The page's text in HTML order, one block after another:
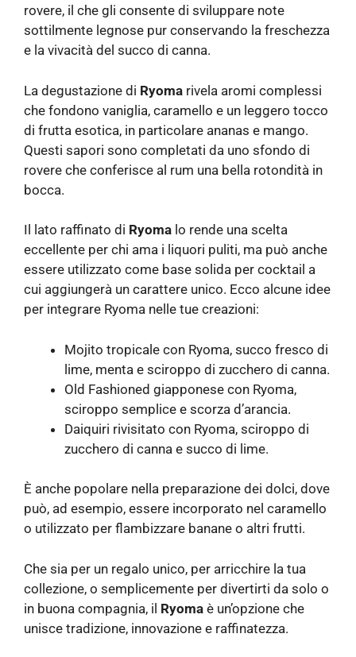
rovere, il che gli consente di sviluppare note
sottilmente legnose pur conservando la freschezza
e la vivacità del succo di canna.
La degustazione di Ryoma rivela aromi complessi
che fondono vaniglia, caramello e un leggero tocco
di frutta esotica, in particolare ananas e mango.
Questi sapori sono completati da uno sfondo di
rovere che conferisce al rum una bella rotondità in
bocca.
Il lato raffinato di Ryoma lo rende una scelta
eccellente per chi ama i liquori puliti, ma può anche
essere utilizzato come base solida per cocktail a
cui aggiungerà un carattere unico. Ecco alcune idee
per integrare Ryoma nelle tue creazioni:
Mojito tropicale con Ryoma, succo fresco di
lime, menta e sciroppo di zucchero di canna.
Old Fashioned giapponese con Ryoma,
sciroppo semplice e scorza d’arancia.
Daiquiri rivisitato con Ryoma, sciroppo di
zucchero di canna e succo di lime.
È anche popolare nella preparazione dei dolci, dove
può, ad esempio, essere incorporato nel caramello
o utilizzato per flambizzare banane o altri frutti.
Che sia per un regalo unico, per arricchire la tua
collezione, o semplicemente per divertirti da solo o
in buona compagnia, il Ryoma è un’opzione che
unisce tradizione, innovazione e raffinatezza.